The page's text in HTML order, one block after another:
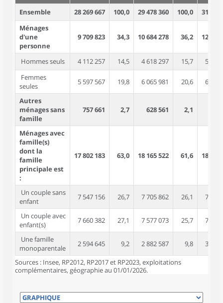
Ensemble
28 269 667 100,0 29 478 360 100,0
31 274
Ménages
d'une
personne
9 709 823 34,3 10 684 278 36,2 12 224
Hommes seuls 4 112 257 14,5 4 618 297 15,7
5 440
Femmes
seules
5 597 567 19,8 6 065 981 20,6 6 784
Autres
ménages sans
famille
757 661 2,7 628 561 2,1
Ménages avec
famille(s)
dont la
famille
principale est
:
17 802 183 63,0 18 165 522 61,6 18 514
Un couple sans
enfant
7 547 156 26,7 7 705 862 26,1 7 986
Un couple avec
enfant(s)
7 660 382 27,1 7 577 073 25,7 7 349
Une famille
monoparentale
2 594 645 9,2 2 882 587 9,8 3 179
Sources : Insee, RP2012, RP2017 et RP2023, exploitations
complémentaires, géographie au 01/01/2026.